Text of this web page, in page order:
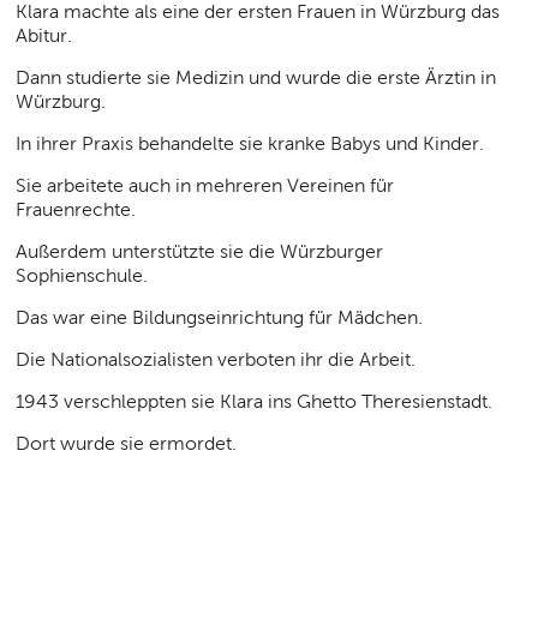
Klara machte als eine der ersten Frauen in Würzburg das
Abitur.
Dann studierte sie Medizin und wurde die erste Ärztin in
Würzburg.
In ihrer Praxis behandelte sie kranke Babys und Kinder.
Sie arbeitete auch in mehreren Vereinen für
Frauenrechte.
Außerdem unterstützte sie die Würzburger
Sophienschule.
Das war eine Bildungseinrichtung für Mädchen.
Die Nationalsozialisten verboten ihr die Arbeit.
1943 verschleppten sie Klara ins Ghetto Theresienstadt.
Dort wurde sie ermordet.